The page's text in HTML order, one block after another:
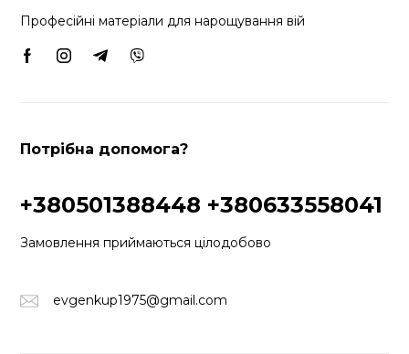
Професійні матеріали для нарощування вій
Потрібна допомога?
+380501388448 +380633558041
Замовлення приймаються цілодобово
evgenkup1975@gmail.com